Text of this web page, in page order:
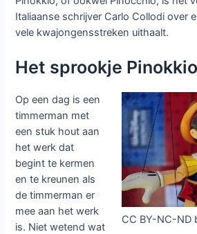
Italiaanse schrijver Carlo Collodi over
vele kwajongensstreken uithaalt.
Het sprookje Pinokkio
CC BY-NC-ND
Op een dag is een
timmerman met
een stuk hout aan
het werk dat
begint te kermen
en te kreunen als
de timmerman er
mee aan het werk
is. Niet wetend wat